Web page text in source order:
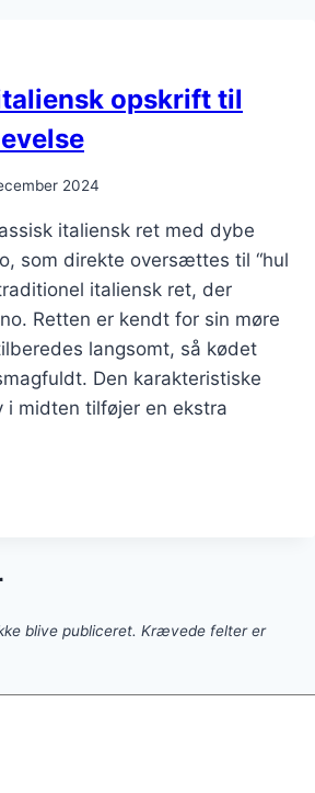
opskrift til
2024
italiensk ret med dybe
som direkte oversættes til “hul
italiensk ret, der
Retten er kendt for sin møre
langsomt, så kødet
Den karakteristiske
i midten tilføjer en ekstra
blive publiceret. Krævede felter er